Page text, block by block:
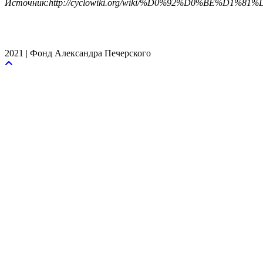
Источник:http://cyclowiki.org/wiki/
2021 | Фонд Александра Печерского